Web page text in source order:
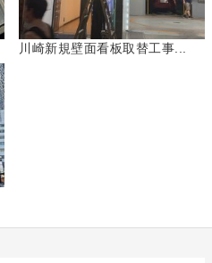
川崎新規壁面看板取替工事...